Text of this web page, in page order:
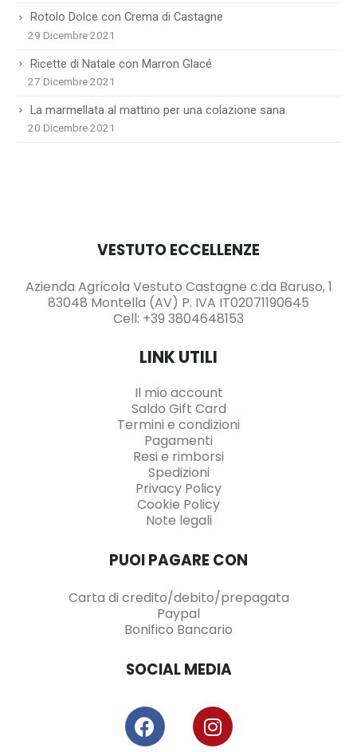
Rotolo Dolce con Crema di Castagne
29 Dicembre 2021
Ricette di Natale con Marron Glacé
27 Dicembre 2021
La marmellata al mattino per una colazione sana
20 Dicembre 2021
VESTUTO ECCELLENZE
Azienda Agricola Vestuto Castagne c.da Baruso, 1
83048 Montella (AV) P. IVA IT02071190645
Cell: +39 3804648153
LINK UTILI
Il mio account
Saldo Gift Card
Termini e condizioni
Pagamenti
Resi e rimborsi
Spedizioni
Privacy Policy
Cookie Policy
Note legali
PUOI PAGARE CON
Carta di credito/debito/prepagata
Paypal
Bonifico Bancario
SOCIAL MEDIA